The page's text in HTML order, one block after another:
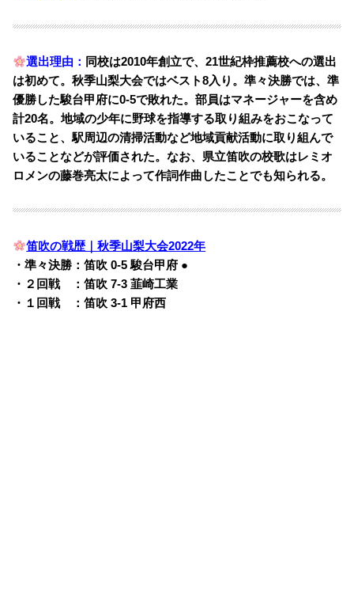
選出理由： 同校は2010年創立で、21世紀枠推薦校への選出
は初めて。秋季山梨大会ではベスト8入り。準々決勝では、準
優勝した駿台甲府に0-5で敗れた。部員はマネージャーを含め
計20名。地域の少年に野球を指導する取り組みをおこなって
いること、駅周辺の清掃活動など地域貢献活動に取り組んで
いることなどが評価された。なお、県立笛吹の校歌はレミオ
ロメンの藤巻亮太によって作詞作曲したことでも知られる。
笛吹の戦歴｜秋季山梨大会2022年
・準々決勝：笛吹 0-5 駿台甲府 ●
・２回戦 ：笛吹 7-3 韮崎工業
・１回戦 ：笛吹 3-1 甲府西